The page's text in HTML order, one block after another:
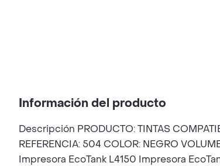
Información del producto
Descripción PRODUCTO: TINTAS
REFERENCIA: 504 COLOR: NEGRO
Impresora EcoTank L4150 Impresora